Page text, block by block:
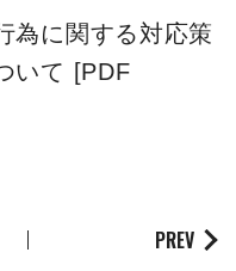
為に関する対応策
いて [PDF
PREV